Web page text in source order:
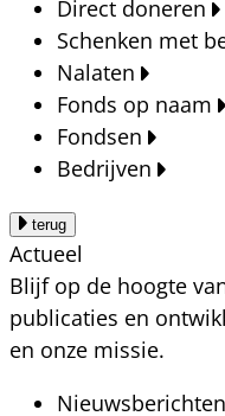
Direct doneren
Schenken met
Nalaten
Fonds op naam
Fondsen
Bedrijven
terug
Actueel
Blijf op de hoogte
publicaties en
en onze missie.
Nieuwsberichten